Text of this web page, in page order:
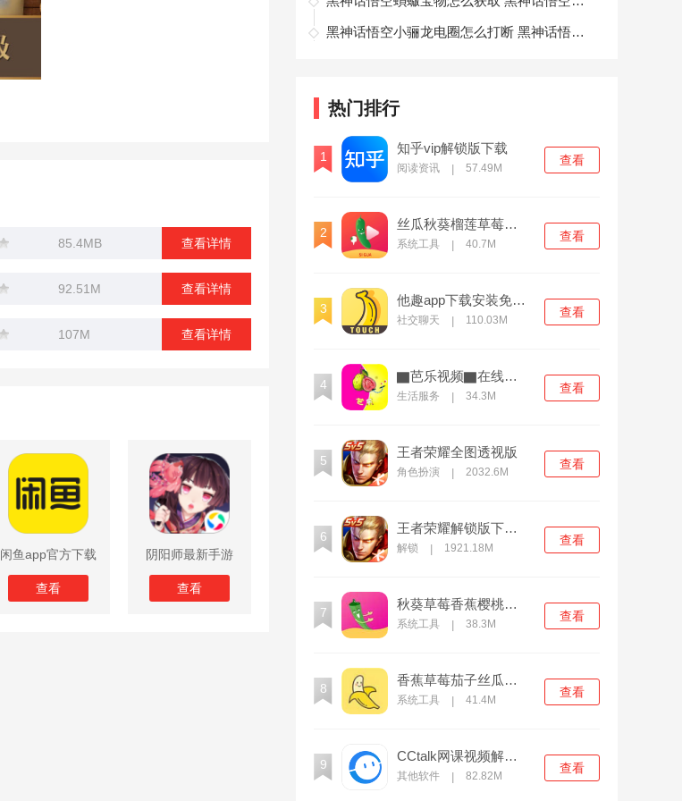
85.4MB 查看详情
92.51M 查看详情
107M 查看详情
闲鱼app官方下载
查看
阴阳师最新手游
版
查看
黑神话悟空小骊龙电圈怎么打断 黑神话悟空小骊龙电圈打断方法
热门排行
1
知乎vip解锁版下载
阅读资讯 57.49M
查看
2
丝瓜秋葵榴莲草莓向日葵污中文版
系统工具 40.7M
查看
3
他趣app下载安装免费版
社交聊天 110.03M
查看
4
▇芭乐视频▇在线播放免费2024
生活服务 34.3M
查看
5
王者荣耀全图透视版
角色扮演 2032.6M
查看
6
王者荣耀解锁版下载无限点券2021
解锁 1921.18M
查看
7
秋葵草莓香蕉樱桃黄瓜榴莲绿巨人中文版
系统工具 38.3M
查看
8
香蕉草莓茄子丝瓜秋葵绿巨人污纯净版
系统工具 41.4M
查看
9
CCtalk网课视频解锁版
其他软件 82.82M
查看